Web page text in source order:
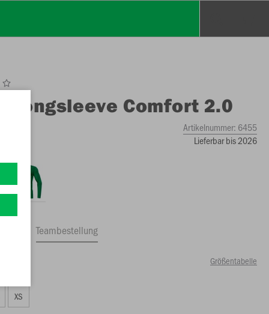
Longsleeve Comfort 2.0
Artikelnummer: 6455
Lieferbar bis 2026
Teambestellung
Größentabelle
XS